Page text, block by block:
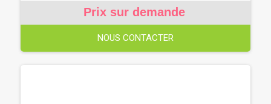
Prix sur demande
NOUS CONTACTER